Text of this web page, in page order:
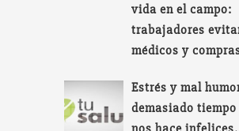
vida en el campo:
trabajadores
médicos y
Estrés y mal
demasiado